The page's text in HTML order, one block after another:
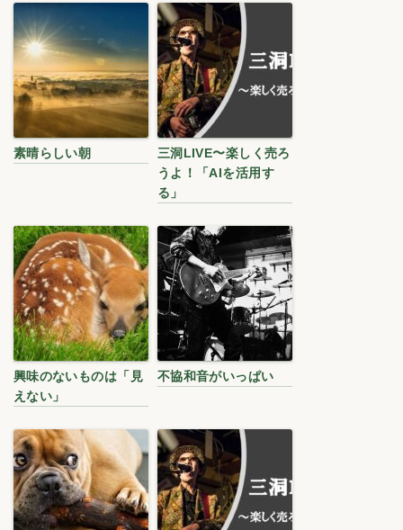
素晴らしい朝
三洞LIVE〜楽しく売ろ
うよ！「AIを活用す
る」
興味のないものは「見
えない」
不協和音がいっぱい